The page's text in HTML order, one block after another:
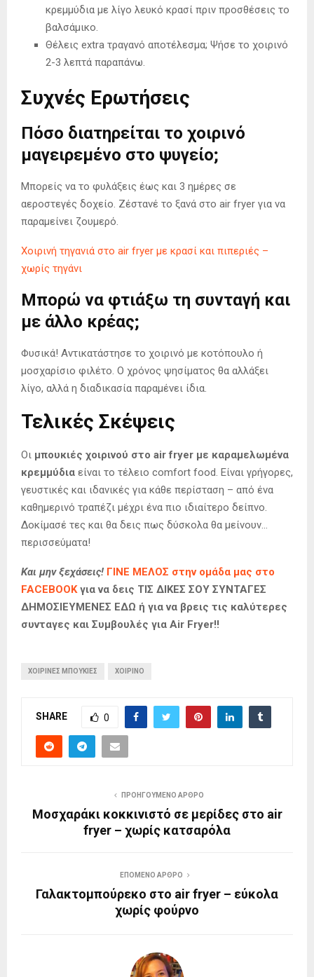
κρεμμύδια με λίγο λευκό κρασί πριν προσθέσεις το
βαλσάμικο.
Θέλεις extra τραγανό αποτέλεσμα; Ψήσε το χοιρινό
2-3 λεπτά παραπάνω.
Συχνές Ερωτήσεις
Πόσο διατηρείται το χοιρινό
μαγειρεμένο στο ψυγείο;
Μπορείς να το φυλάξεις έως και 3 ημέρες σε
αεροστεγές δοχείο. Ζέστανέ το ξανά στο air fryer για να
παραμείνει ζουμερό.
Χοιρινή τηγανιά στο air fryer με κρασί και πιπεριές –
χωρίς τηγάνι
Μπορώ να φτιάξω τη συνταγή και
με άλλο κρέας;
Φυσικά! Αντικατάστησε το χοιρινό με κοτόπουλο ή
μοσχαρίσιο φιλέτο. Ο χρόνος ψησίματος θα αλλάξει
λίγο, αλλά η διαδικασία παραμένει ίδια.
Τελικές Σκέψεις
Οι μπουκιές χοιρινού στο air fryer με καραμελωμένα
κρεμμύδια είναι το τέλειο comfort food. Είναι γρήγορες,
γευστικές και ιδανικές για κάθε περίσταση – από ένα
καθημερινό τραπέζι μέχρι ένα πιο ιδιαίτερο δείπνο.
Δοκίμασέ τες και θα δεις πως δύσκολα θα μείνουν…
περισσεύματα!
Και μην ξεχάσεις! ΓΙΝΕ ΜΕΛΟΣ στην ομάδα μας στο
FACEBOOKγια να δεις ΤΙΣ ΔΙΚΕΣ ΣΟΥ ΣΥΝΤΑΓΕΣ
ΔΗΜΟΣΙΕΥΜΕΝΕΣ ΕΔΩ ή για να βρεις τις καλύτερες
συνταγες και Συμβουλές για Air Fryer!!
ΧΟΙΡΙΝΕΣ ΜΠΟΥΚΙΕΣ ΧΟΙΡΙΝΟ
SHARE 0
ΠΡΟΗΓΟΎΜΕΝΟ ΆΡΘΡΟ
Μοσχαράκι κοκκινιστό σε μερίδες στο air
fryer – χωρίς κατσαρόλα
ΕΠΌΜΕΝΟ ΆΡΘΡΟ
Γαλακτομπούρεκο στο air fryer – εύκολα
χωρίς φούρνο